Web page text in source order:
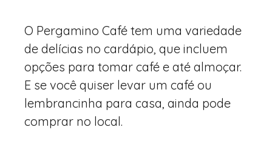
O Pergamino Café tem uma variedade
de delícias no cardápio, que incluem
opções para tomar café e até almoçar.
E se você quiser levar um café ou
lembrancinha para casa, ainda pode
comprar no local.